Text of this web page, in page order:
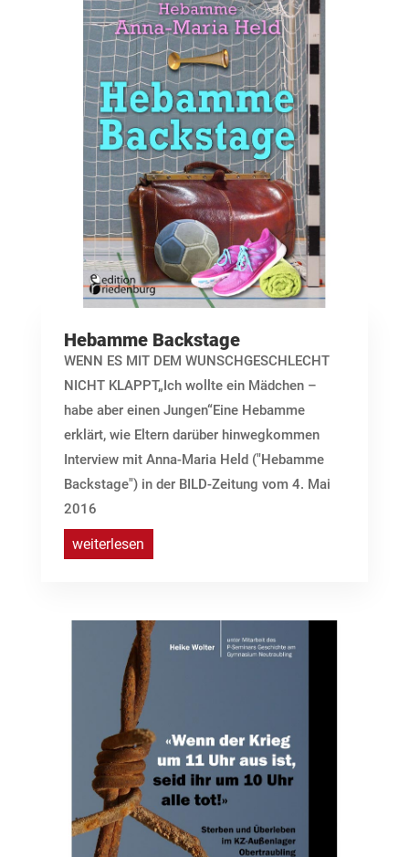
Hebamme Backstage
WENN ES MIT DEM WUNSCHGESCHLECHT
NICHT KLAPPT„Ich wollte ein Mädchen –
habe aber einen Jungen“Eine Hebamme
erklärt, wie Eltern darüber hinwegkommen
Interview mit Anna-Maria Held ("Hebamme
Backstage") in der BILD-Zeitung vom 4. Mai
2016
weiterlesen